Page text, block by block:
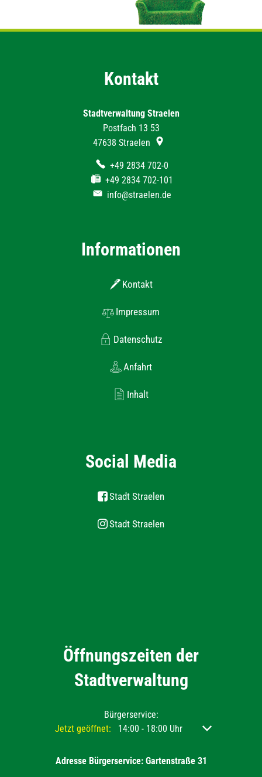
Kontakt
Stadtverwaltung Straelen
Postfach 13 53
47638 Straelen
+49 2834 702-0
+49 2834 702-101
info@straelen.de
Informationen
Kontakt
Impressum
Datenschutz
Anfahrt
Inhalt
Social Media
Stadt Straelen
Stadt Straelen
Öffnungszeiten der
Stadtverwaltung
Bürgerservice:
Klicken, um weitere Öffnungs- oder Schließzeiten
Jetzt geöffnet: 14:00 - 18:00 Uhr Von 14:00 bis
Adresse Bürgerservice: Gartenstraße 31